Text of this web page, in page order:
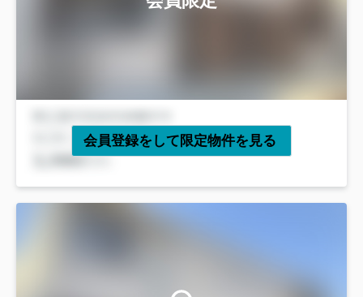
会員登録をして限定物件を見る